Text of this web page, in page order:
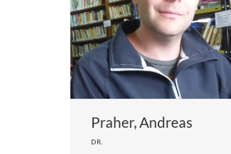
Praher, Andreas
DR.